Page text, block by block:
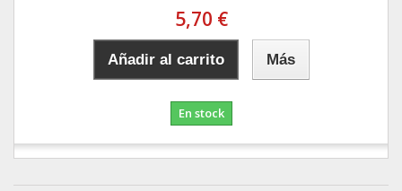
5,70 €
Añadir al carrito Más
En stock